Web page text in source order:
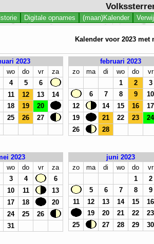
Digitale opnames (maan)Kalender
Kalender voor 2023
2023
wo do vr
za
4 5
6
11 12 13
14
18 19
20
25 26
27
februari 2023
zo
ma di wo do
vr
1
2
3
6
7 8 9
10
12
14 15 16
17
19
21 22 23
24
26
28
2023
wo do vr
za
3 4
6
10 11
13
17 18
20
24 25
26
31
juni 2023
zo
ma di wo do
vr
1
2
5
6 7 8
9
11
12 13 14 15
16
19
20 21 22
23
25
27 28 29 30